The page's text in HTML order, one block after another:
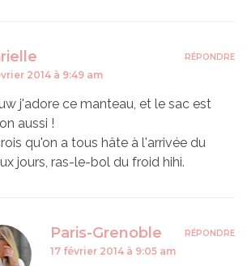
2014 à 9:49 am
j'adore ce manteau, et le sac est
aussi !
qu'on a tous hâte à l'arrivée du
jours, ras-le-bol du froid hihi.
RÉPONDRE
Paris-Grenoble
17 février 2014 à 9:05 am
RÉPONDRE